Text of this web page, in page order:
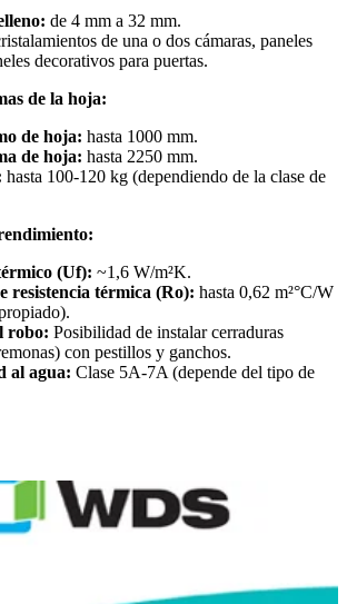
de 4 mm a 32 mm.
de una o dos cámaras, paneles
decorativos para puertas.
de la hoja:
de hoja: hasta 1000 mm.
de hoja: hasta 2250 mm.
hasta 100-120 kg (dependiendo de la clase de
(Uf): ~1,6 W/m²K.
resistencia térmica (Ro): hasta 0,62 m²°C/W
robo: Posibilidad de instalar cerraduras
con pestillos y ganchos.
al agua: Clase 5A-7A (depende del tipo de